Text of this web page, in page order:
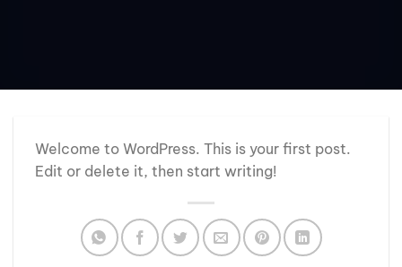
Welcome to WordPress. This is your first post.
Edit or delete it, then start writing!